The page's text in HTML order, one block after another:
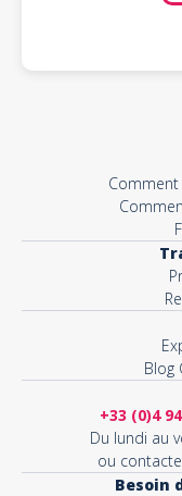
Blog
+33 (0)4
Du lundi au
ou
Besoin